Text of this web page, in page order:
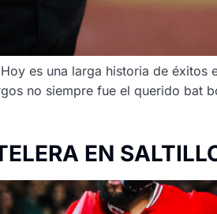
es una larga historia de
no siempre fue el querido
EN